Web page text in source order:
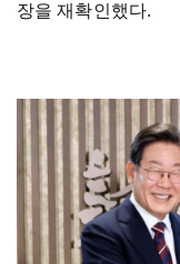
장을 재확인했다.